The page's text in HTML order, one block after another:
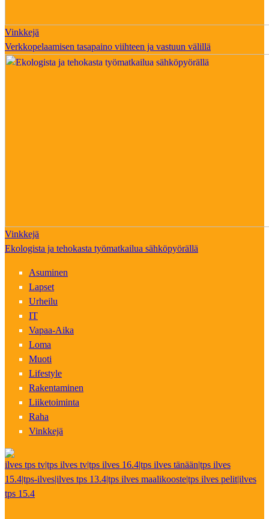
Vinkkejä
Verkkopelaamisen tasapaino viihteen ja vastuun välillä
Vinkkejä
Ekologista ja tehokasta työmatkailua sähköpyörällä
Asuminen
Lapset
Urheilu
IT
Vapaa-Aika
Loma
Muoti
Lifestyle
Rakentaminen
Liiketoiminta
Raha
Vinkkejä
ilves tps tv|tps ilves tv|tps ilves 16.4|tps ilves tänään|tps ilves
15.4|tps-ilves|ilves tps 13.4|tps ilves maalikooste|tps ilves pelit|ilves
tps 15.4